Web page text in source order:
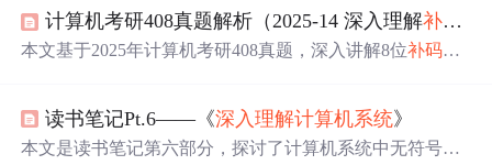
计算机考研408真题解析（2025-14 深入理解补码
本文基于2025年计算机考研408真题，深入讲解8位补码减
运算原理及其在ALU设计、编译器优化和嵌入式系统中的
应用。
读书笔记Pt.6——《深入理解计算机系统》
本文是读书笔记第六部分，探讨了计算机系统中无符号运